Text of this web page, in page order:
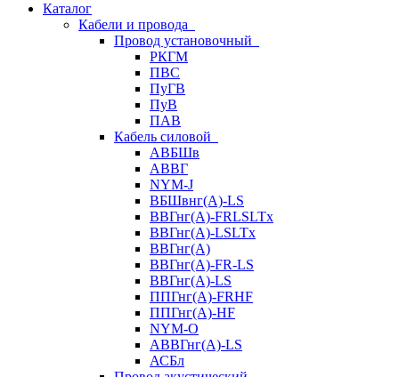
Каталог
Кабели и провода
Провод установочный
РКГМ
ПВС
ПуГВ
ПуВ
ПАВ
Кабель силовой
АВБШв
АВВГ
NYM-J
ВБШвнг(А)-LS
ВВГнг(A)-FRLSLTx
ВВГнг(A)-LSLTx
ВВГнг(А)
ВВГнг(А)-FR-LS
ВВГнг(А)-LS
ППГнг(А)-FRHF
ППГнг(А)-HF
NYM-O
АВВГнг(А)-LS
АСБл